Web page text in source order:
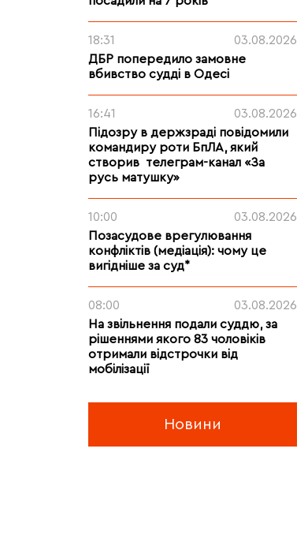
18:31
03.08.2026
ДБР попередило замовне
вбивство судді в Одесі
16:41
03.08.2026
Підозру в держзраді повідомили
командиру роти БпЛА, який
створив телеграм-канал «За
русь матушку»
10:00
03.08.2026
Позасудове врегулювання
конфліктів (медіація): чому це
вигідніше за суд*
08:00
03.08.2026
На звільнення подали суддю, за
рішеннями якого 83 чоловіків
отримали відстрочки від
мобілізації
Новини